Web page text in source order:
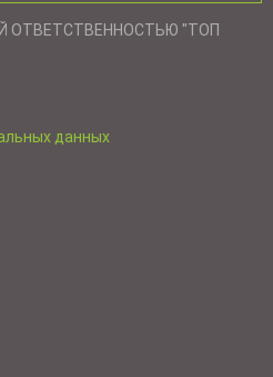
ОТВЕТСТВЕННОСТЬЮ "ТОП
данных